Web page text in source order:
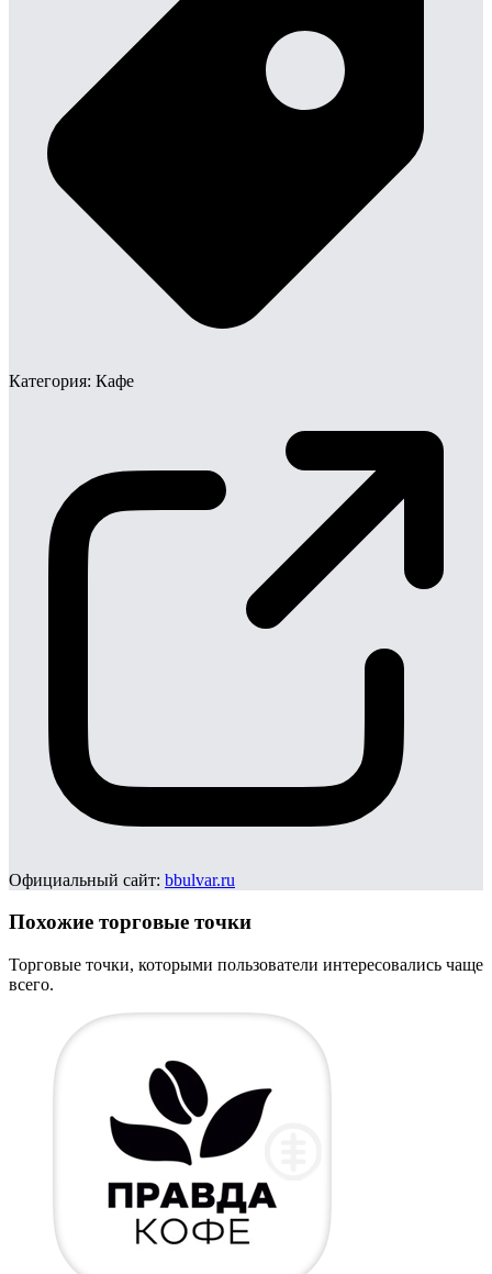
Категория: Кафе
Официальный сайт: bbulvar.ru
Похожие торговые точки
Торговые точки, которыми пользователи интересовались чаще
всего.